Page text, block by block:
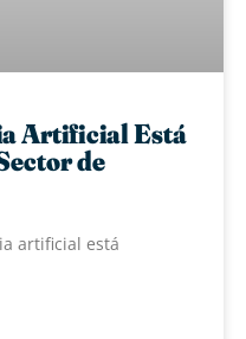
Artificial Está
de
artificial está